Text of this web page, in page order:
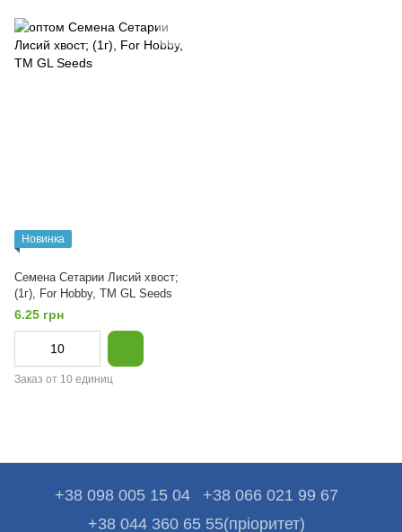
Новинка
Семена Сетарии Лисий хвост;
(1г), For Hobby, TM GL Seeds
6.25 грн
Заказ от 10 единиц
+38 098 005 15 04
+38 066 021 99 67
+38 044 360 65 55(пріоритет)